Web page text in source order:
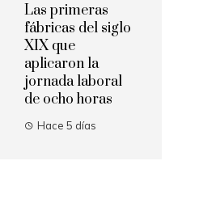
Las primeras
fábricas del siglo
XIX que
aplicaron la
jornada laboral
de ocho horas
Hace 5 días